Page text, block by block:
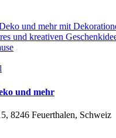
und mehr
8246 Feuerthalen, Schweiz